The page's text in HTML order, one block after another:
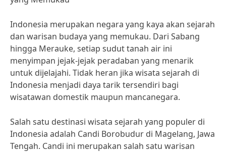
Indonesia merupakan negara yang kaya akan sejarah
dan warisan budaya yang memukau. Dari Sabang
hingga Merauke, setiap sudut tanah air ini
menyimpan jejak-jejak peradaban yang menarik
untuk dijelajahi. Tidak heran jika wisata sejarah di
Indonesia menjadi daya tarik tersendiri bagi
wisatawan domestik maupun mancanegara.
Salah satu destinasi wisata sejarah yang populer di
Indonesia adalah Candi Borobudur di Magelang, Jawa
Tengah. Candi ini merupakan salah satu warisan